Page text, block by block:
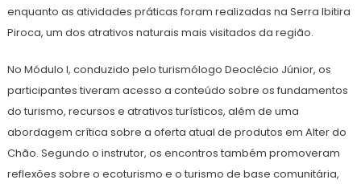
enquanto as atividades práticas foram realizadas na Serra Ibitira
Piroca, um dos atrativos naturais mais visitados da região.
No Módulo I, conduzido pelo turismólogo Deoclécio Júnior, os
participantes tiveram acesso a conteúdo sobre os fundamentos
do turismo, recursos e atrativos turísticos, além de uma
abordagem crítica sobre a oferta atual de produtos em Alter do
Chão. Segundo o instrutor, os encontros também promoveram
reflexões sobre o ecoturismo e o turismo de base comunitária,